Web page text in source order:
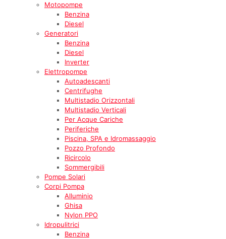
Motopompe
Benzina
Diesel
Generatori
Benzina
Diesel
Inverter
Elettropompe
Autoadescanti
Centrifughe
Multistadio Orizzontali
Multistadio Verticali
Per Acque Cariche
Periferiche
Piscina, SPA e Idromassaggio
Pozzo Profondo
Ricircolo
Sommergibili
Pompe Solari
Corpi Pompa
Alluminio
Ghisa
Nylon PPO
Idropulitrici
Benzina